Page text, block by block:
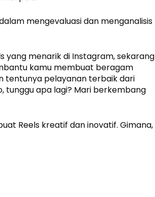
mengevaluasi dan menganalisis
yang menarik di Instagram, sekarang
kamu membuat beragam
tentunya pelayanan terbaik dari
tunggu apa lagi? Mari berkembang
Reels kreatif dan inovatif. Gimana,